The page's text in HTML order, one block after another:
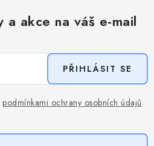
a akce na váš e-mail
podmínkami ochrany osobních údajů
PŘIHLÁSIT SE